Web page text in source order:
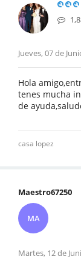
Jueves, 07 de
Hola
tenes mucha
de
casa lopez
Maestro67250
MA
Martes, 12 de